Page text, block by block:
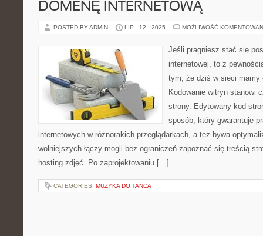
DOMENĘ INTERNETOWĄ
POSTED BY ADMIN LIP - 12 - 2025 MOŻLIWOŚĆ
Jeśli pragniesz stać się
internetowej, to z
tym, że dziś w sieci mamy
Kodowanie witryn stanowi
strony. Edytowany kod
sposób, który gwarantuje
internetowych w różnorakich przeglądarkach, a też bywa
wolniejszych łączy mogli bez ograniczeń zapoznać się treścią
hosting zdjęć. Po zaprojektowaniu […]
CATEGORIES: MUZYKA DO TAŃCA